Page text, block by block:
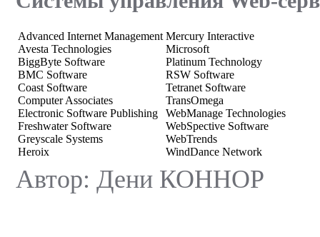
Advanced Internet Management
Avesta Technologies
BiggByte Software
BMC Software
Coast Software
Computer Associates
Electronic Software Publishing
Freshwater Software
Greyscale Systems
Heroix
Mercury Interactive
Microsoft
Platinum Technology
RSW Software
Tetranet Software
TransOmega
WebManage Technologies
WebSpective Software
WebTrends
WindDance Network
Автор: Дени КОННОР